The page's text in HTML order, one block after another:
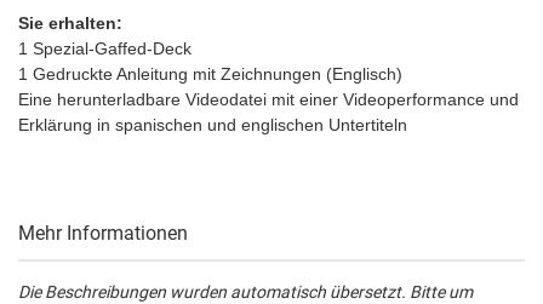
Sie erhalten:
1 Spezial-Gaffed-Deck
1 Gedruckte Anleitung mit Zeichnungen (Englisch)
Eine herunterladbare Videodatei mit einer Videoperformance und
Erklärung in spanischen und englischen Untertiteln
Mehr Informationen
Die Beschreibungen wurden automatisch übersetzt. Bitte um